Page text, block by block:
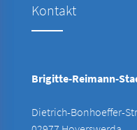
Kontakt
Brigitte-Reimann-
Dietrich-Bonhoeffer-